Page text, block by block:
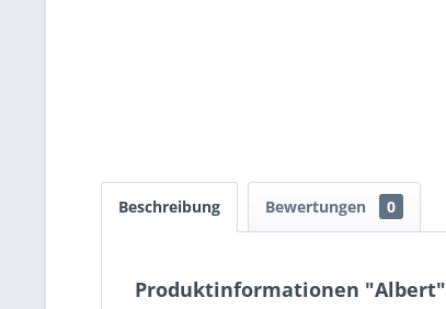
Beschreibung Bewertungen 0
Produktinformationen "Albert"